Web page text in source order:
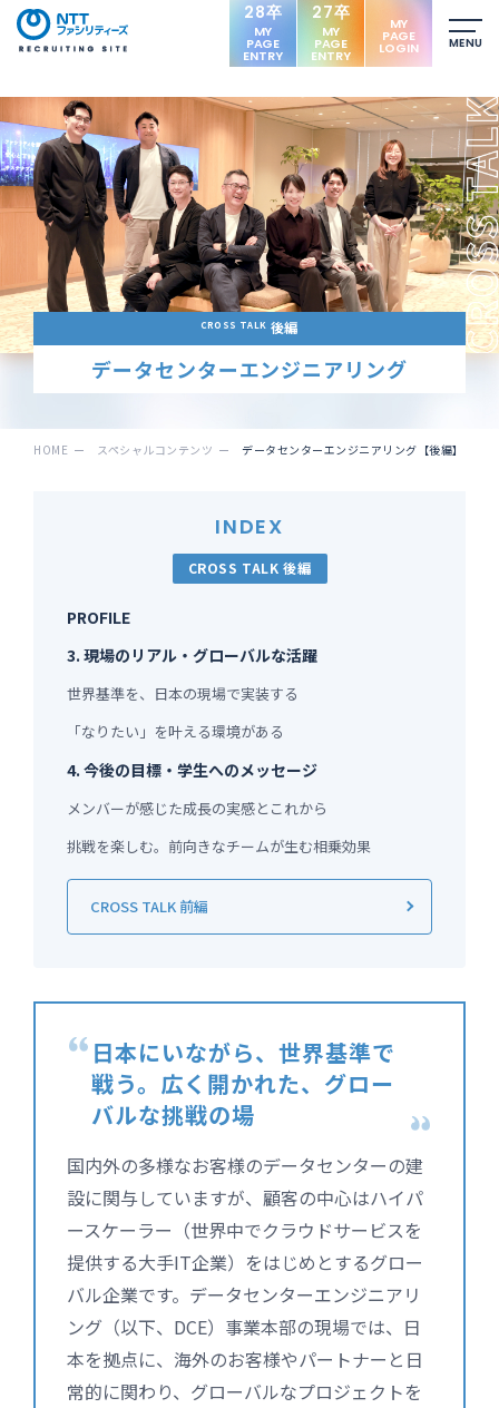
28卒
MY
PAGE
ENTRY
27卒
MY
PAGE
ENTRY
MY
PAGE
LOGIN MENU
CROSS TALK 後編
データセンターエンジニアリング
HOME スペシャルコンテンツ データセンターエンジニアリング【後編】
INDEX
CROSS TALK 後編
PROFILE
3. 現場のリアル・グローバルな活躍
世界基準を、日本の現場で実装する
「なりたい」を叶える環境がある
4. 今後の目標・学生へのメッセージ
メンバーが感じた成長の実感とこれから
挑戦を楽しむ。前向きなチームが生む相乗効果
CROSS TALK 前編
日本にいながら、世界基準で
戦う。 広く開かれた、グロー
バルな挑戦の場
国内外の多様なお客様のデータセンターの建
設に関与していますが、顧客の中心はハイパ
ースケーラー（世界中でクラウドサービスを
提供する大手IT企業）をはじめとするグロー
バル企業です。データセンターエンジニアリ
ング（以下、DCE）事業本部の現場では、日
本を拠点に、海外のお客様やパートナーと日
常的に関わり、グローバルなプロジェクトを